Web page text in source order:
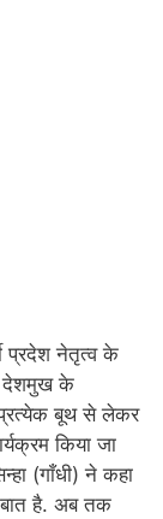
प्रदेश नेतृत्व के
देशमुख के
प्रत्येक बूथ से लेकर
किया जा
(गाँधी) ने कहा
बात है. अब तक